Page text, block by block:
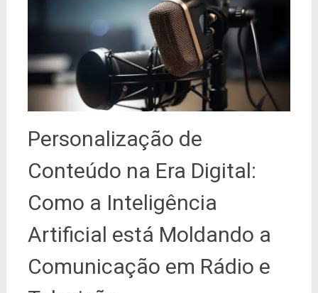
Personalização de
Conteúdo na Era Digital:
Como a Inteligência
Artificial está Moldando a
Comunicação em Rádio e